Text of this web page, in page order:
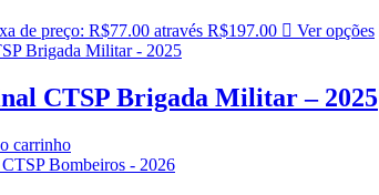
de preço: R$77.00 através R$197.00 Ver opções
CTSP Brigada Militar – 2025
carrinho